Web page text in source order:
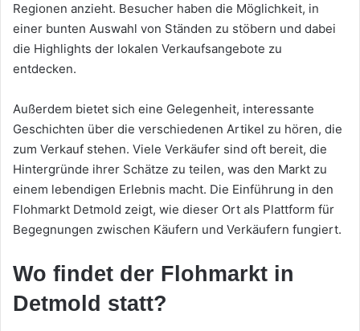
Regionen anzieht. Besucher haben die Möglichkeit, in
einer bunten Auswahl von Ständen zu stöbern und dabei
die Highlights der lokalen Verkaufsangebote zu
entdecken.
Außerdem bietet sich eine Gelegenheit, interessante
Geschichten über die verschiedenen Artikel zu hören, die
zum Verkauf stehen. Viele Verkäufer sind oft bereit, die
Hintergründe ihrer Schätze zu teilen, was den Markt zu
einem lebendigen Erlebnis macht. Die Einführung in den
Flohmarkt Detmold zeigt, wie dieser Ort als Plattform für
Begegnungen zwischen Käufern und Verkäufern fungiert.
Wo findet der Flohmarkt in
Detmold statt?